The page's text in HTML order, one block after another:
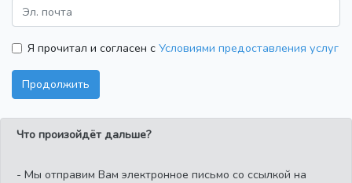
Я прочитал и согласен с Условиями предоставления услуг
Продолжить
Что произойдёт дальше?
- Мы отправим Вам электронное письмо со ссылкой на